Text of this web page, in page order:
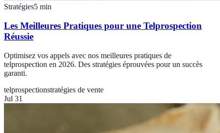
Stratégies5 min
Les Meilleures Pratiques pour une Telprospection
Réussie
Optimisez vos appels avec nos meilleures pratiques de
telprospection en 2026. Des stratégies éprouvées pour un succès
garanti.
telprospectionstratégies de vente
Jul 31